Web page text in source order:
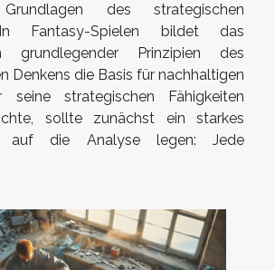
des strategischen
Fantasy-Spielen bildet das
grundlegender Prinzipien des
Denkens die Basis für nachhaltigen
seine strategischen Fähigkeiten
sollte zunächst ein starkes
auf die Analyse legen: Jede